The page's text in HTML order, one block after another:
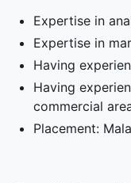
Expertise in
Expertise in
Having
Having
commercial
Placement: